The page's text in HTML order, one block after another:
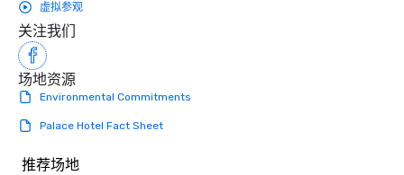
虚拟参观
关注我们
场地资源
Environmental Commitments
Palace Hotel Fact Sheet
推荐场地